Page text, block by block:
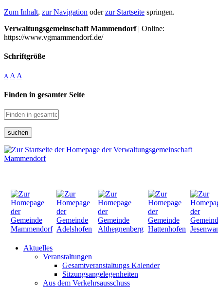
Zum Inhalt, zur Navigation oderzur Startseite springen.
Verwaltungsgemeinschaft Mammendorf| Online:
https://www.vgmammendorf.de/
Schriftgröße
A A A
Finden in gesamter Seite
suchen
Aktuelles
Veranstaltungen
Gesamtveranstaltungs Kalender
Sitzungsangelegenheiten
Aus dem Verkehrsausschuss